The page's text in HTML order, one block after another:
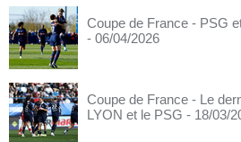
Coupe de France - PSG
- 06/04/2026
Coupe de France - Le
LYON et le PSG - 18/03/